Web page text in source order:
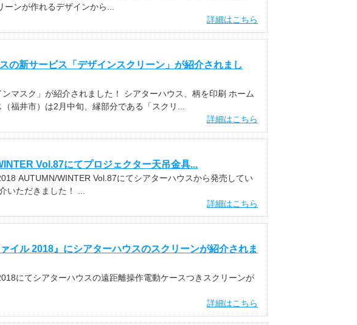
ンが作れるデザインから...
詳細はこちら
の新サービス「デザインスクリーン」が紹介されまし
マスク」が紹介されました！ シアターハウス、柄を印刷 ホーム
福井市）は2月中旬、縁部分である「スクリ...
詳細はこちら
Vol.87にてプロジェクター天吊金具...
AUTUMN/WINTER Vol.87にてシアターハウスから発売してい
いただきました！ ...
詳細はこちら
イル 2018』にシアターハウスのスクリーンが紹介されま
にてシアターハウスの遠距離操作電動ケースつきスクリーンが
詳細はこちら